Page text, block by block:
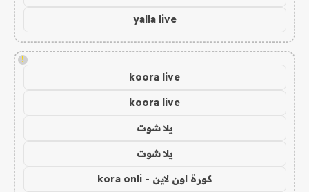
yalla live
!
koora live
koora live
يلا شوت
يلا شوت
كورة اون لاين - kora onli